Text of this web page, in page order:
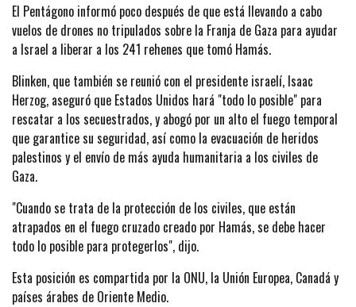
El Pentágono informó poco después de que está llevando a cabo
vuelos de drones no tripulados sobre la Franja de Gaza para ayudar
a Israel a liberar a los 241 rehenes que tomó Hamás.
Blinken, que también se reunió con el presidente israelí, Isaac
Herzog, aseguró que Estados Unidos hará "todo lo posible" para
rescatar a los secuestrados, y abogó por un alto el fuego temporal
que garantice su seguridad, así como la evacuación de heridos
palestinos y el envío de más ayuda humanitaria a los civiles de
Gaza.
"Cuando se trata de la protección de los civiles, que están
atrapados en el fuego cruzado creado por Hamás, se debe hacer
todo lo posible para protegerlos", dijo.
Esta posición es compartida por la ONU, la Unión Europea, Canadá y
países árabes de Oriente Medio.